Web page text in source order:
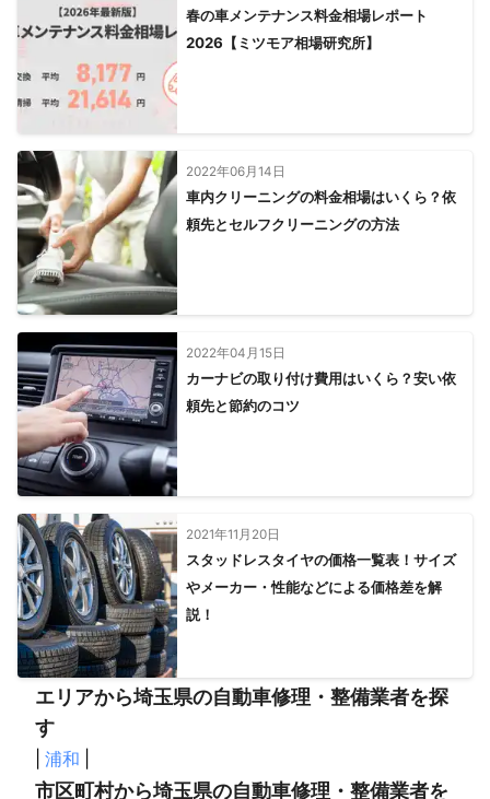
春の車メンテナンス料金相場レポート
2026【ミツモア相場研究所】
2022年06月14日
車内クリーニングの料金相場はいくら？依
頼先とセルフクリーニングの方法
2022年04月15日
カーナビの取り付け費用はいくら？安い依
頼先と節約のコツ
2021年11月20日
スタッドレスタイヤの価格一覧表！サイズ
やメーカー・性能などによる価格差を解
説！
エリアから埼玉県の自動車修理・整備業者を探
す
浦和
市区町村から埼玉県の自動車修理・整備業者を